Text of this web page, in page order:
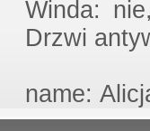
Winda:
Drzwi
name: